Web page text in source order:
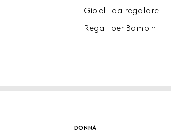
Gioielli da regalare
Regali per Bambini
donna